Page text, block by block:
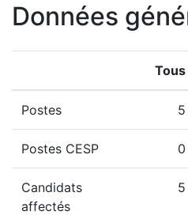
Données
Tous
Postes 5
Postes CESP 0
Candidats
affectés
5